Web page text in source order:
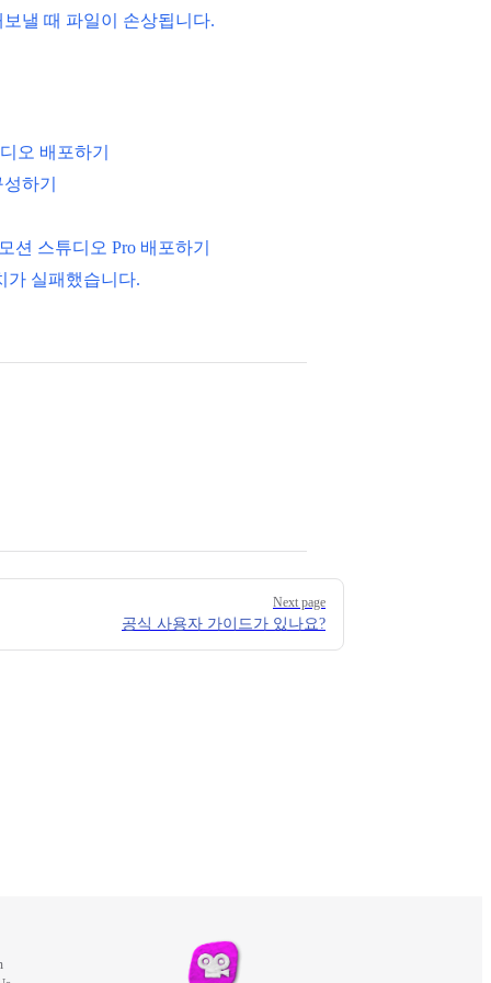
낼 때 파일이 손상됩니다.
오 배포하기
하기
션 스튜디오 Pro 배포하기
가 실패했습니다.
Next page
공식 사용자 가이드가 있나요?